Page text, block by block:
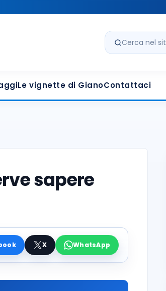
Cerca nel sito
Le vignette di GianoContattaci
sapere
X WhatsApp